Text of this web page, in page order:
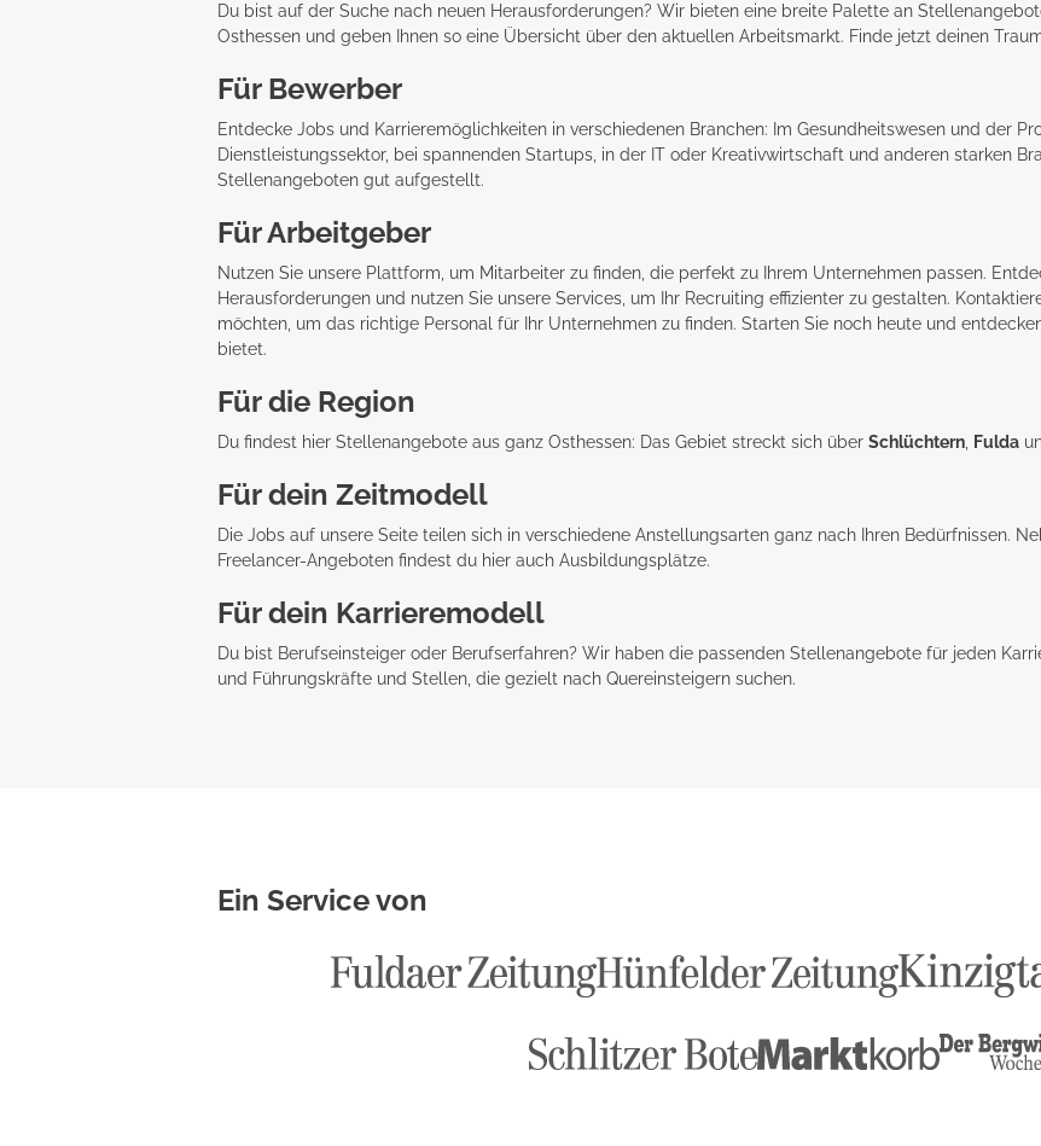
Du bist auf der Suche nach neuen Herausforderungen? Wir bieten eine breite Palette an
Osthessen und geben Ihnen so eine Übersicht über den aktuellen Arbeitsmarkt. Finde jetzt deinen
Für Bewerber
Entdecke Jobs und Karrieremöglichkeiten in verschiedenen Branchen: Im Gesundheitswesen und der
Dienstleistungssektor, bei spannenden Startups, in der IT oder Kreativwirtschaft und anderen starken
Stellenangeboten gut aufgestellt.
Für Arbeitgeber
Nutzen Sie unsere Plattform, um Mitarbeiter zu finden, die perfekt zu Ihrem Unternehmen passen.
Herausforderungen und nutzen Sie unsere Services, um Ihr Recruiting effizienter zu gestalten.
möchten, um das richtige Personal für Ihr Unternehmen zu finden. Starten Sie noch heute und
bietet.
Für die Region
Du findest hier Stellenangebote aus ganz Osthessen: Das Gebiet streckt sich über Schlüchtern Fulda
Für dein Zeitmodell
Die Jobs auf unsere Seite teilen sich in verschiedene Anstellungsarten ganz nach Ihren Bedürfnissen.
Freelancer-Angeboten findest du hier auch Ausbildungsplätze.
Für dein Karrieremodell
Du bist Berufseinsteiger oder Berufserfahren? Wir haben die passenden Stellenangebote für jeden
und Führungskräfte und Stellen, die gezielt nach Quereinsteigern suchen.
Ein Service von